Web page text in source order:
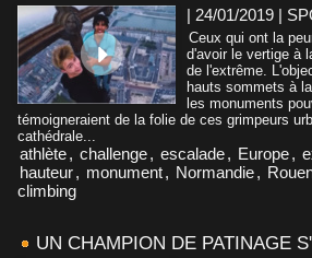
| 24/01/2019 |
Ceux qui ont la
d'avoir le vertige à
de l'extrême.
hauts sommets à
les monuments
témoigneraient de la folie de ces grimpeurs
cathédrale...
athlète, challenge, escalade, Europe,
hauteur, monument, Normandie,
climbing
UN CHAMPION DE PATINAGE